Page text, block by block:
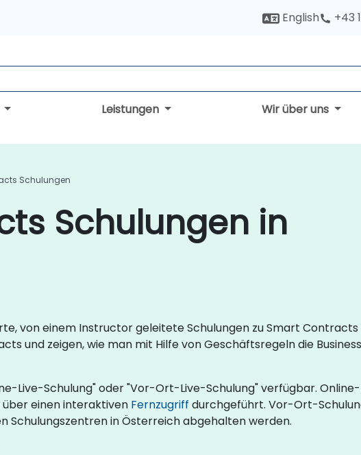
English +43
Leistungen Wir über uns
Schulungen
Schulungen in
von einem Instructor geleitete Schulungen zu Smart
und zeigen, wie man mit Hilfe von Geschäftsregeln die
Live-Schulung" oder "Vor-Ort-Live-Schulung" verfügbar.
einen interaktiven Fernzugriff durchgeführt. Vor-Ort-
Schulungszentren in Österreich abgehalten werden.